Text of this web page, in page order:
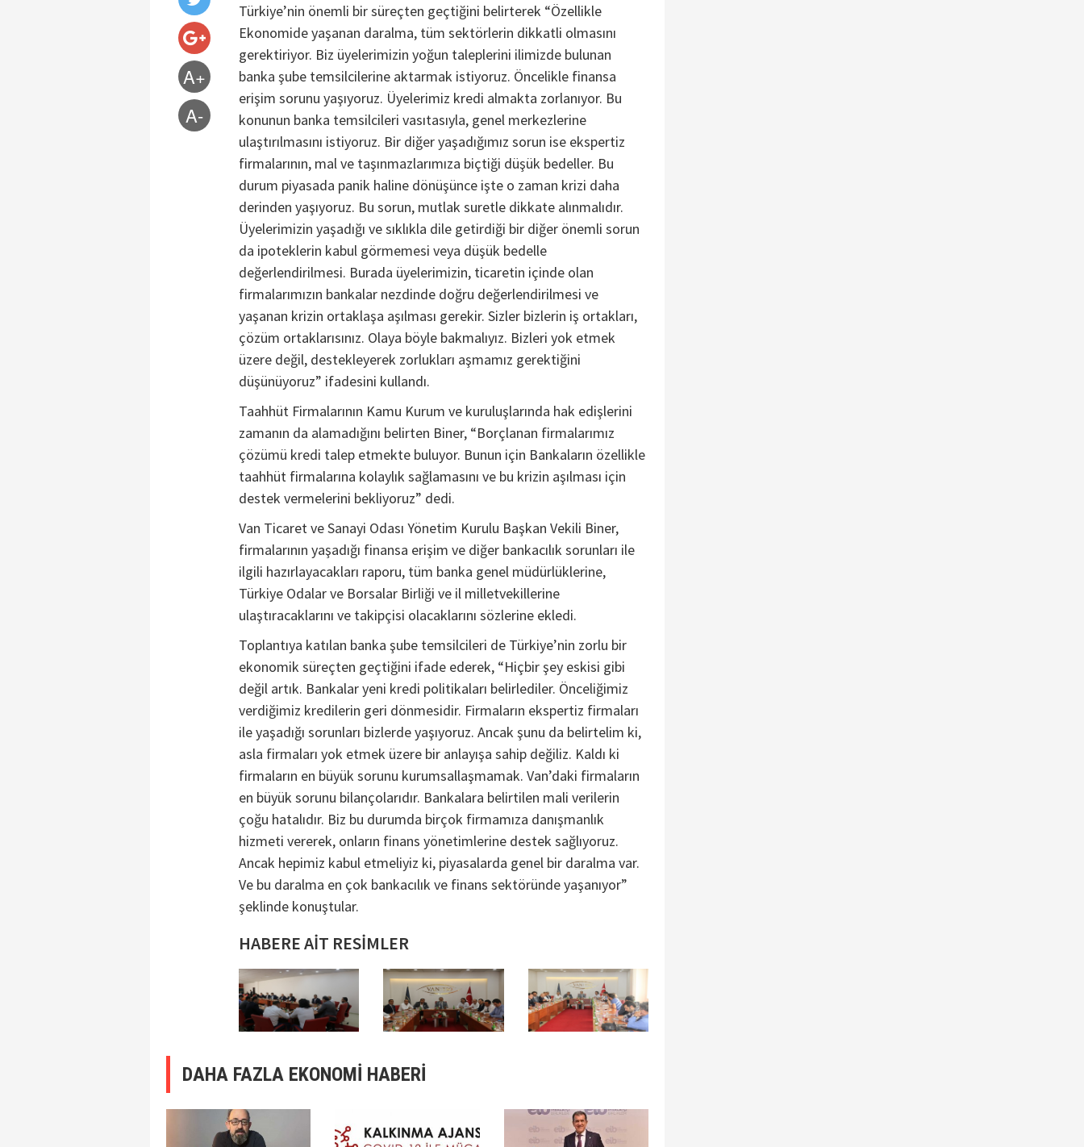
A+
A-
Türkiye’nin önemli bir süreçten geçtiğini belirterek “Özellikle
Ekonomide yaşanan daralma, tüm sektörlerin dikkatli olmasını
gerektiriyor. Biz üyelerimizin yoğun taleplerini ilimizde bulunan
banka şube temsilcilerine aktarmak istiyoruz. Öncelikle finansa
erişim sorunu yaşıyoruz. Üyelerimiz kredi almakta zorlanıyor. Bu
konunun banka temsilcileri vasıtasıyla, genel merkezlerine
ulaştırılmasını istiyoruz. Bir diğer yaşadığımız sorun ise ekspertiz
firmalarının, mal ve taşınmazlarımıza biçtiği düşük bedeller. Bu
durum piyasada panik haline dönüşünce işte o zaman krizi daha
derinden yaşıyoruz. Bu sorun, mutlak suretle dikkate alınmalıdır.
Üyelerimizin yaşadığı ve sıklıkla dile getirdiği bir diğer önemli sorun
da ipoteklerin kabul görmemesi veya düşük bedelle
değerlendirilmesi. Burada üyelerimizin, ticaretin içinde olan
firmalarımızın bankalar nezdinde doğru değerlendirilmesi ve
yaşanan krizin ortaklaşa aşılması gerekir. Sizler bizlerin iş ortakları,
çözüm ortaklarısınız. Olaya böyle bakmalıyız. Bizleri yok etmek
üzere değil, destekleyerek zorlukları aşmamız gerektiğini
düşünüyoruz” ifadesini kullandı.
Taahhüt Firmalarının Kamu Kurum ve kuruluşlarında hak edişlerini
zamanın da alamadığını belirten Biner, “Borçlanan firmalarımız
çözümü kredi talep etmekte buluyor. Bunun için Bankaların özellikle
taahhüt firmalarına kolaylık sağlamasını ve bu krizin aşılması için
destek vermelerini bekliyoruz” dedi.
Van Ticaret ve Sanayi Odası Yönetim Kurulu Başkan Vekili Biner,
firmalarının yaşadığı finansa erişim ve diğer bankacılık sorunları ile
ilgili hazırlayacakları raporu, tüm banka genel müdürlüklerine,
Türkiye Odalar ve Borsalar Birliği ve il milletvekillerine
ulaştıracaklarını ve takipçisi olacaklarını sözlerine ekledi.
Toplantıya katılan banka şube temsilcileri de Türkiye’nin zorlu bir
ekonomik süreçten geçtiğini ifade ederek, “Hiçbir şey eskisi gibi
değil artık. Bankalar yeni kredi politikaları belirlediler. Önceliğimiz
verdiğimiz kredilerin geri dönmesidir. Firmaların ekspertiz firmaları
ile yaşadığı sorunları bizlerde yaşıyoruz. Ancak şunu da belirtelim ki,
asla firmaları yok etmek üzere bir anlayışa sahip değiliz. Kaldı ki
firmaların en büyük sorunu kurumsallaşmamak. Van’daki firmaların
en büyük sorunu bilançolarıdır. Bankalara belirtilen mali verilerin
çoğu hatalıdır. Biz bu durumda birçok firmamıza danışmanlık
hizmeti vererek, onların finans yönetimlerine destek sağlıyoruz.
Ancak hepimiz kabul etmeliyiz ki, piyasalarda genel bir daralma var.
Ve bu daralma en çok bankacılık ve finans sektöründe yaşanıyor”
şeklinde konuştular.
HABERE AİT RESİMLER
DAHA FAZLA EKONOMİ HABERİ